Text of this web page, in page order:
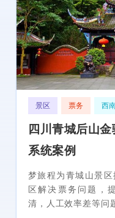
景区 票务 西
四川青城后山
系统案例
梦旅程为青城山景
区解决票务问题，
清，人工效率差等问